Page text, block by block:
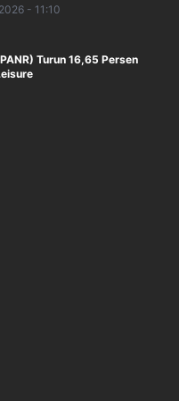
- 11:10
Turun 16,65 Persen